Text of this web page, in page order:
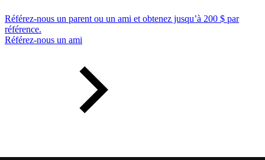
Référez-nous un parent ou un ami et obtenez jusqu’à 200 $ par
référence.
Référez-nous un ami